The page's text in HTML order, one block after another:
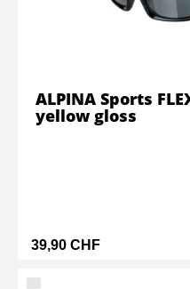
39,90 CHF
ALPINA Sports
yellow gloss